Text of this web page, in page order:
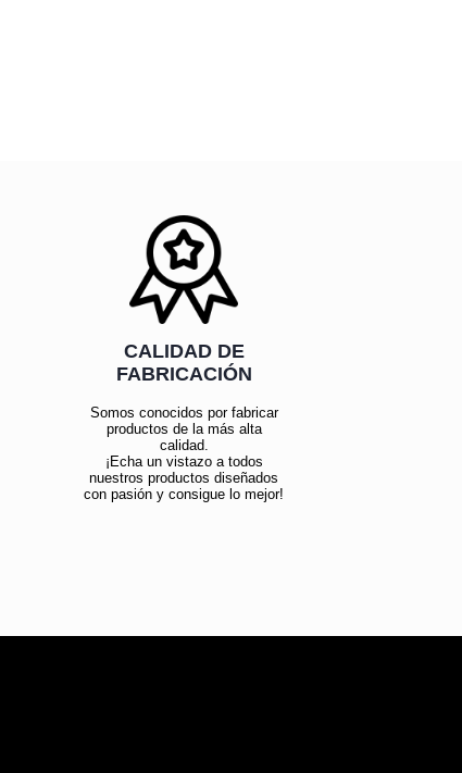
CALIDAD DE
FABRICACIÓN
Somos conocidos por fabricar
productos de la más alta
calidad.
¡Echa un vistazo a todos
nuestros productos diseñados
con pasión y consigue lo mejor!